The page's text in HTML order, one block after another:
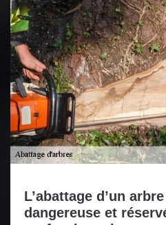
L’abattage d’un
dangereuse et